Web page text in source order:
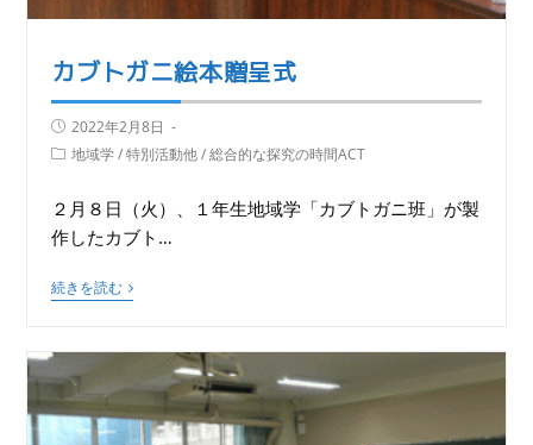
カブトガニ絵本贈呈式
2022年2月8日
地域学 / 特別活動他 / 総合的な探究の時間ACT
２月８日（火）、１年生地域学「カブトガニ班」が製
作したカブト…
続きを読む